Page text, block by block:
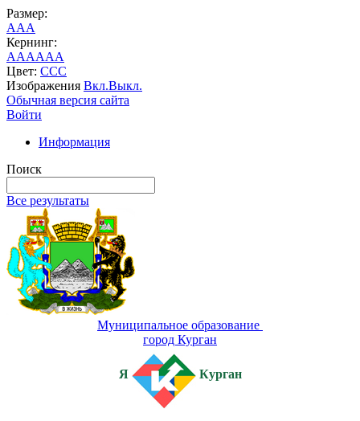
Размер:
AAA
Кернинг:
AAAAAA
Цвет: CCC
Изображения Вкл.Выкл.
Обычная версия сайта
Войти
Информация
Поиск
Все результаты
Муниципальное образование
город Курган
Я Курган